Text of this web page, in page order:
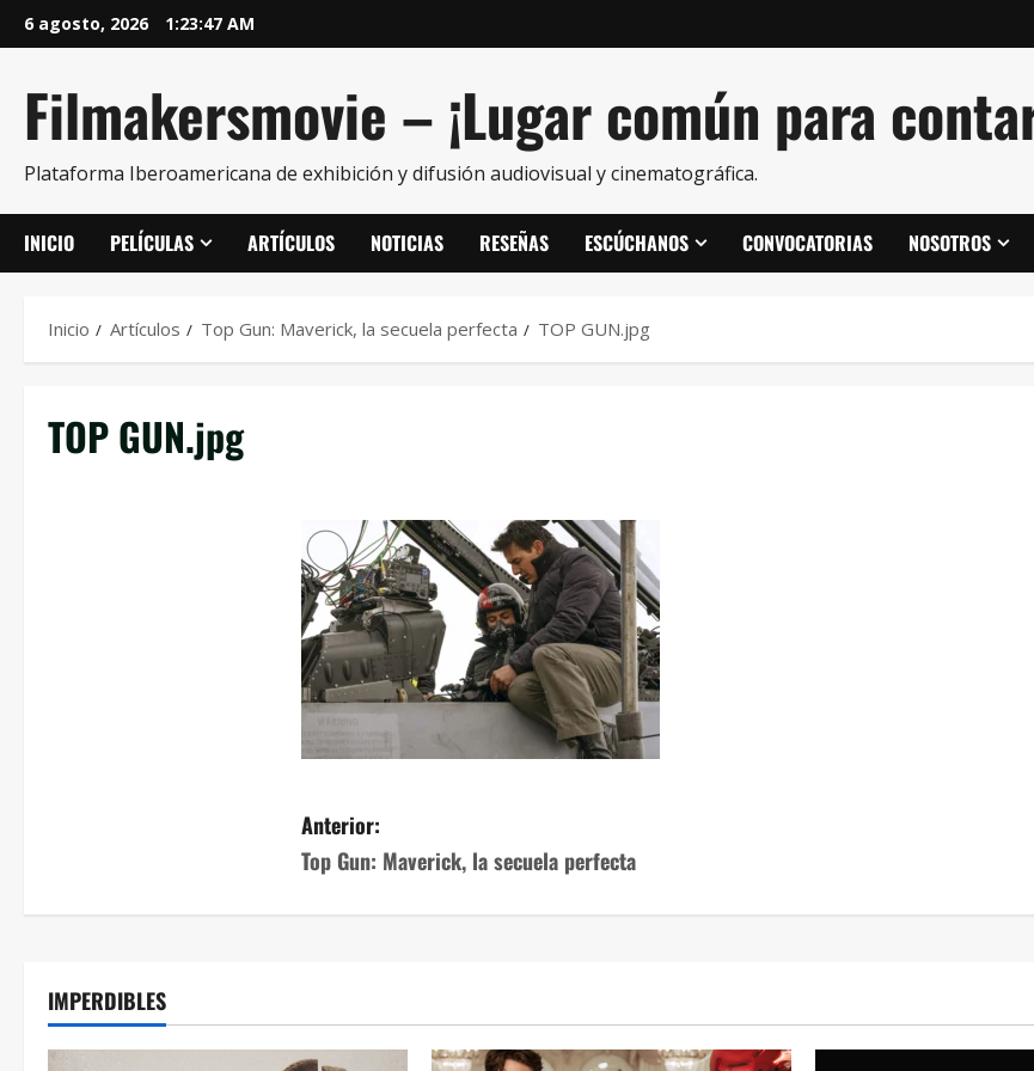
6 agosto, 2026 1:23:48 AM
Filmakersmovie – ¡Lugar común para
Plataforma Iberoamericana de exhibición y difusión audiovisual y cinematográfica.
INICIO PELÍCULAS ARTÍCULOS NOTICIAS RESEÑAS ESCÚCHANOS CONVOCATORIAS NOSOTROS
Inicio Artículos Top Gun: Maverick, la secuela perfecta TOP GUN.jpg
TOP GUN.jpg
Anterior:
Top Gun: Maverick, la secuela perfecta
IMPERDIBLES